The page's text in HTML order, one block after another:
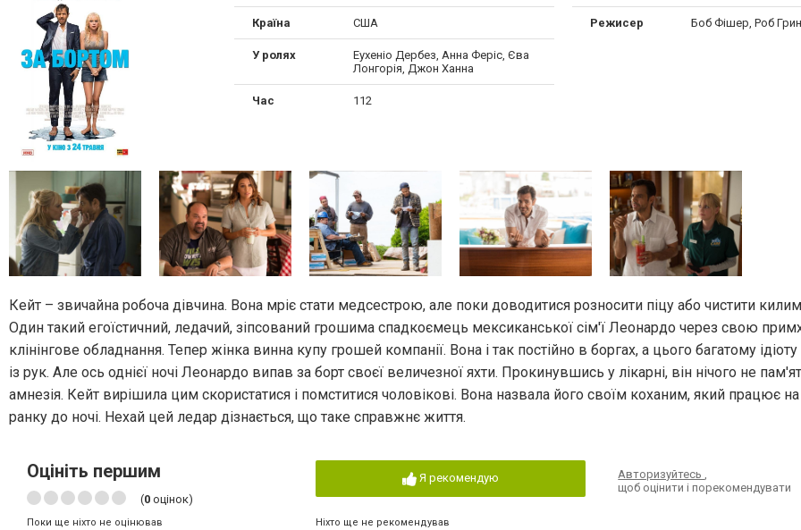
Країна США
У ролях
Еухеніо Дербез, Анна Феріс, Єва
Лонгорія, Джон Ханна
Режисер Боб Фішер, Роб
Час 112
Кейт – звичайна робоча дівчина. Вона мріє стати медсестрою, але поки доводитися розносити піцу або чистити
Один такий егоїстичний, ледачий, зіпсований грошима спадкоємець мексиканської сім'ї Леонардо через свою
клінінгове обладнання. Тепер жінка винна купу грошей компанії. Вона і так постійно в боргах, а цього багатому
із рук. Але ось однієї ночі Леонардо випав за борт своєї величезної яхти. Прокинувшись у лікарні, він нічого не
амнезія. Кейт вирішила цим скористатися і помститися чоловікові. Вона назвала його своїм коханим, який працює
ранку до ночі. Нехай цей ледар дізнається, що таке справжнє життя.
Оцініть першим
(0 оцінок)
Поки ще ніхто не оцінював
Я рекомендую
Ніхто ще не рекомендував
Авторизуйтесь,
щоб оцінити і порекомендувати